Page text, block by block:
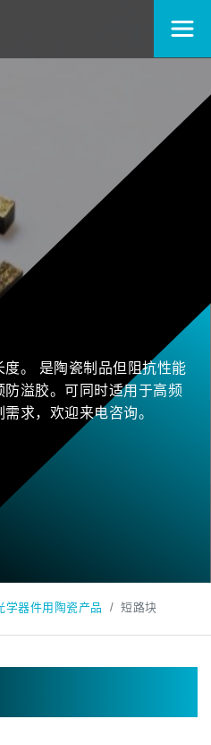
。 是陶瓷制品但阻抗性能
溢胶。可同时适用于高频
求，欢迎来电咨询。
学器件用陶瓷产品 短路块